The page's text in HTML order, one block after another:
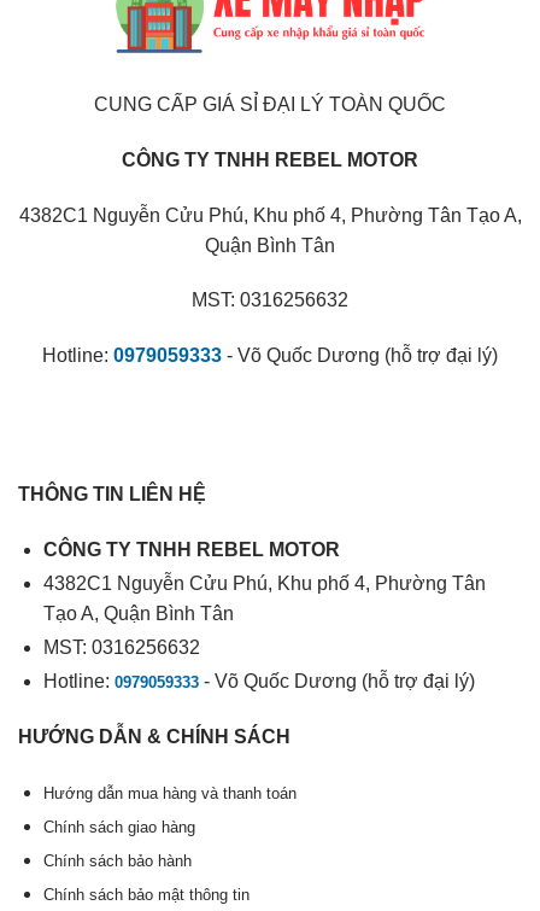
CUNG CẤP GIÁ SỈ ĐẠI LÝ TOÀN QUỐC
CÔNG TY TNHH REBEL MOTOR
4382C1 Nguyễn Cửu Phú, Khu phố 4, Phường Tân Tạo A,
Quận Bình Tân
MST: 0316256632
Hotline: 0979059333 - Võ Quốc Dương (hỗ trợ đại lý)
THÔNG TIN LIÊN HỆ
CÔNG TY TNHH REBEL MOTOR
4382C1 Nguyễn Cửu Phú, Khu phố 4, Phường Tân
Tạo A, Quận Bình Tân
MST: 0316256632
Hotline: 0979059333- Võ Quốc Dương (hỗ trợ đại lý)
HƯỚNG DẪN & CHÍNH SÁCH
Hướng dẫn mua hàng và thanh toán
Chính sách giao hàng
Chính sách bảo hành
Chính sách bảo mật thông tin